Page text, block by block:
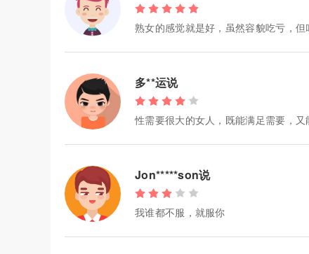
熟女的感觉就是好，虽然容貌吃亏，
多**运说
性需要很大的女人，既能满足需要，又
Jon*****son说
我谁都不服，就服你